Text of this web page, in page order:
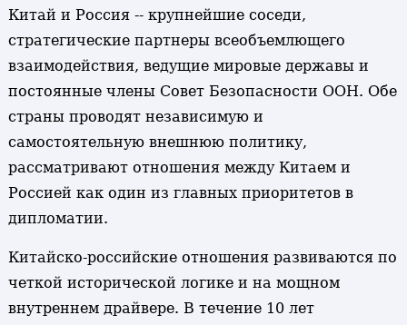
Китай и Россия -- крупнейшие соседи,
стратегические партнеры всеобъемлющего
взаимодействия, ведущие мировые державы и
постоянные члены Совет Безопасности ООН. Обе
страны проводят независимую и
самостоятельную внешнюю политику,
рассматривают отношения между Китаем и
Россией как один из главных приоритетов в
дипломатии.
Китайско-российские отношения развиваются по
четкой исторической логике и на мощном
внутреннем драйвере. В течение 10 лет